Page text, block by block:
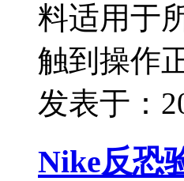
料适用于
触到操作
发表于：
Nike反恐